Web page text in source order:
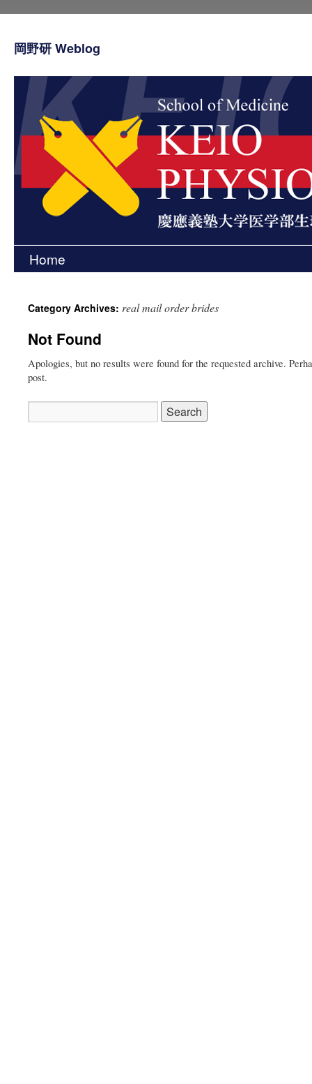
岡野研 Weblog
Skip
content
Home
Category Archives: real mail order brides
Not Found
Apologies, but no results were found for the requested archive.
post.
for: